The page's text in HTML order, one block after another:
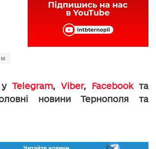
у Telegram, Viber, Facebookта
новини Тернополя та